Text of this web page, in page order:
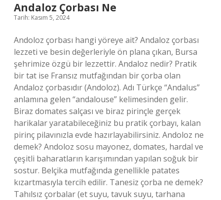
Andaloz Çorbası Ne
Tarih: Kasım 5, 2024
Andoloz çorbası hangi yöreye ait? Andaloz çorbası
lezzeti ve besin değerleriyle ön plana çıkan, Bursa
şehrimize özgü bir lezzettir. Andaloz nedir? Pratik
bir tat ise Fransız mutfağından bir çorba olan
Andaloz çorbasıdır (Andoloz). Adı Türkçe “Andalus”
anlamına gelen “andalouse” kelimesinden gelir.
Biraz domates salçası ve biraz pirinçle gerçek
harikalar yaratabileceğiniz bu pratik çorbayı, kalan
pirinç pilavınızla evde hazırlayabilirsiniz. Andoloz ne
demek? Andoloz sosu mayonez, domates, hardal ve
çeşitli baharatların karışımından yapılan soğuk bir
sostur. Belçika mutfağında genellikle patates
kızartmasıyla tercih edilir. Tanesiz çorba ne demek?
Tahılsız çorbalar (et suyu, tavuk suyu, tarhana